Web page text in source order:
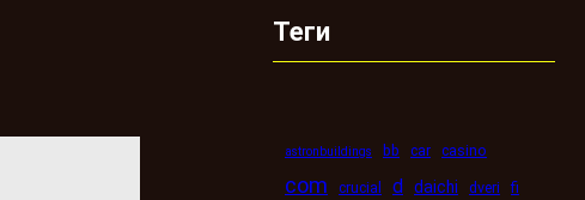
Теги
astronbuildings bb car casino
com crucial d daichi dveri fi